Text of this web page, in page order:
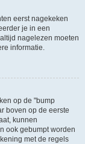
eerst nagekeken
je in een
nagelezen moeten
informatie.
op de "bump
boven op de eerste
kunnen
ook gebumpt worden
met de regels